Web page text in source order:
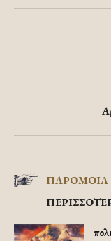
ΠΑΡΟΜΟΙΑ
Ἡ